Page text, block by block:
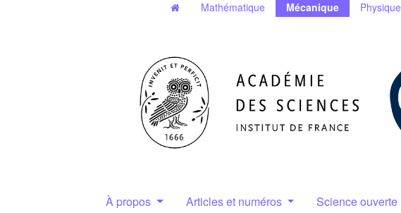
Mathématique Mécanique Physique
À propos Articles et numéros Science ouverte